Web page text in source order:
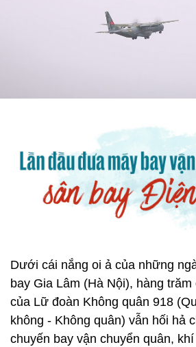
Dưới cái nắng oi ả của những
bay Gia Lâm (Hà Nội), hàng
của Lữ đoàn Không quân 918
không - Không quân) vẫn hối hả
chuyến bay vận chuyển quân,